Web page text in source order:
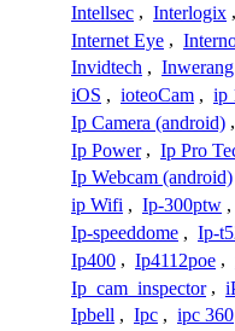
Intellsec , Interlogix ,
Internet Eye ,
Invidtech , Inwerang
iOS , ioteoCam , ip
Ip Camera (android) ,
Ip Power , Ip Pro
Ip Webcam (android)
ip Wifi , Ip-300ptw ,
Ip-speeddome , Ip-
Ip400 , Ip4112poe ,
Ip_cam_inspector ,
Ipbell , Ipc , ipc 360